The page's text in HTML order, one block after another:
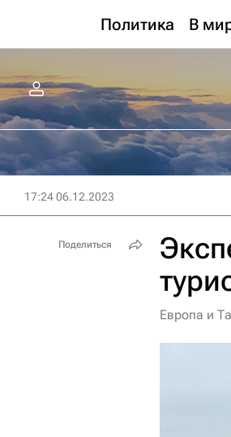
Политика В
17:24 06.12.2023
Европа и
Поделиться